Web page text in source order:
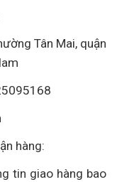
Tân Mai, quận
hàng:
tin giao hàng bao